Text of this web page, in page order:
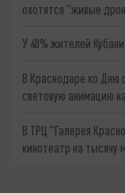
охотятся "живые
У 40% жителей
В Краснодаре ко Дню
световую анимацию
В ТРЦ "Галерея
кинотеатр на тысячу